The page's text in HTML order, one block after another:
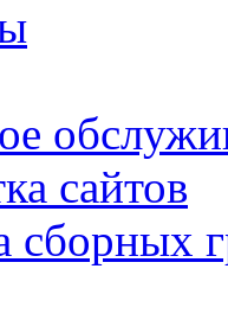
сайтов
сборных